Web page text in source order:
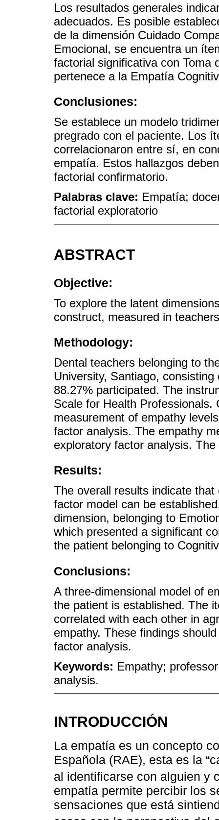
Los resultados generales
adecuados. Es posible
de la dimensión Cuidado
Emocional, se encuentra un
factorial significativa con Toma
pertenece a la Empatía
Conclusiones:
Se establece un modelo
pregrado con el paciente. Los
correlacionaron entre sí, en
empatía. Estos hallazgos
factorial confirmatorio.
Palabras clave: Empatía;
factorial exploratorio
ABSTRACT
Objective:
To explore the latent
construct, measured in
Methodology:
Dental teachers belonging to
University, Santiago,
88.27% participated. The
Scale for Health Professionals.
measurement of empathy
factor analysis. The empathy
exploratory factor analysis.
Results:
The overall results indicate
factor model can be
dimension, belonging to
which presented a significant
the patient belonging to
Conclusions:
A three-dimensional model of
the patient is established. The
correlated with each other in
empathy. These findings
factor analysis.
Keywords: Empathy;
analysis.
INTRODUCCIÓN
La empatía es un concepto
Española (RAE), esta es la
al identificarse con alguien y
empatía permite percibir los
sensaciones que está